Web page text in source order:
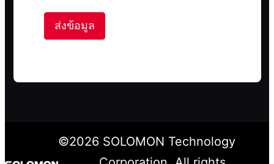
ส่งข้อมูล
©2026SOLOMON Technology